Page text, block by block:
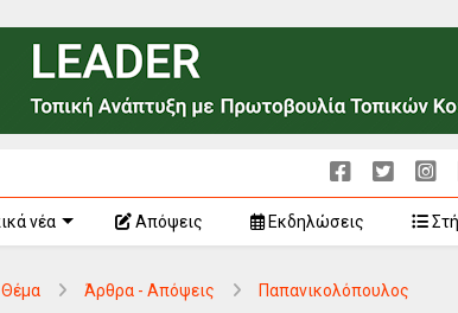
νέα Απόψεις Εκδηλώσεις
Άρθρα - Απόψεις Παπανικολόπουλος